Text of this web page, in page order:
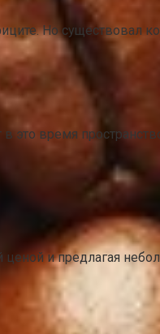
Но существовал
это время
ценой и предлагая